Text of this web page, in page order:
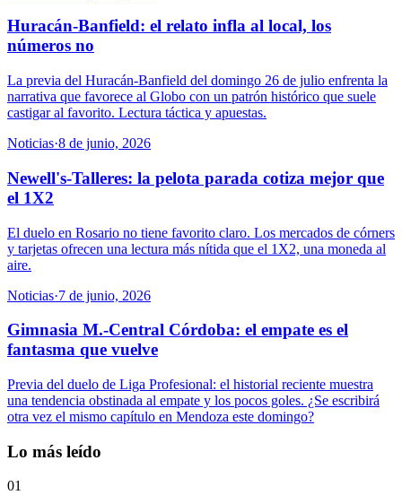
Huracán-Banfield: el relato infla al local, los
números no
La previa del Huracán-Banfield del domingo 26 de julio enfrenta la
narrativa que favorece al Globo con un patrón histórico que suele
castigar al favorito. Lectura táctica y apuestas.
Noticias·8 de junio, 2026
Newell's-Talleres: la pelota parada cotiza mejor que
el 1X2
El duelo en Rosario no tiene favorito claro. Los mercados de córners
y tarjetas ofrecen una lectura más nítida que el 1X2, una moneda al
aire.
Noticias·7 de junio, 2026
Gimnasia M.-Central Córdoba: el empate es el
fantasma que vuelve
Previa del duelo de Liga Profesional: el historial reciente muestra
una tendencia obstinada al empate y los pocos goles. ¿Se escribirá
otra vez el mismo capítulo en Mendoza este domingo?
Lo más leído
01